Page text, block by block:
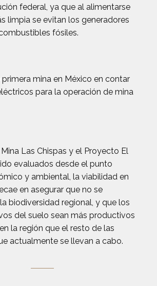
federal, ya que al alimentarse
limpia se evitan los generadores
fósiles.
primera mina en México en contar
para la operación de mina
Las Chispas y el Proyecto El
evaluados desde el punto
y ambiental, la viabilidad en
en asegurar que no se
biodiversidad regional, y que los
del suelo sean más productivos
la región que el resto de las
actualmente se llevan a cabo.